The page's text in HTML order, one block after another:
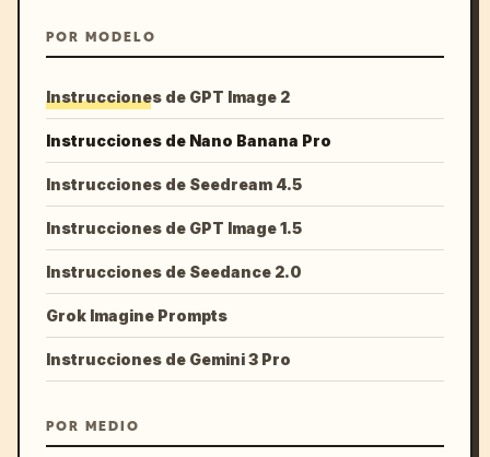
POR MODELO
Instrucciones de GPT Image 2
Instrucciones de Nano Banana Pro
Instrucciones de Seedream 4.5
Instrucciones de GPT Image 1.5
Instrucciones de Seedance 2.0
Grok Imagine Prompts
Instrucciones de Gemini 3 Pro
POR MEDIO